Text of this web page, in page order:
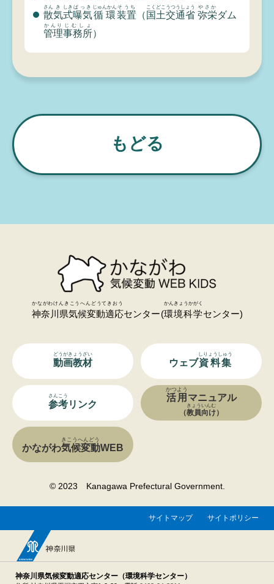
散
さん
気
き
式
しき
曝気
ばっき
循環
じゅんかん
装置
そうち
（ 国土交通省
こくどこうつうしょう
弥栄
やさか
ダム
管理
かんり
事務所
じむしょ
）
もどる
動画教材
どうがきょうざい
ウェブ資料集
しりょうしゅう
参考
さんこう
リンク
活用
かつよう
マニュアル
（教員向け
きょういんむ
）
かながわ気候変動
きこうへんどう
WEB
神奈川県気候変動適応
かながわけんきこうへんどうてきおう
センター(環境科学
かんきょうかがく
センター)
© 2023 Kanagawa Prefectural Government.
サイトマップ サイトポリシー
神奈川県気候変動適応センター（環境科学センター）